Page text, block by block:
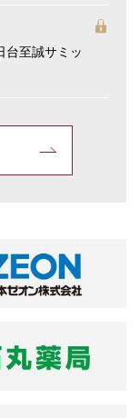
台至誠サミッ